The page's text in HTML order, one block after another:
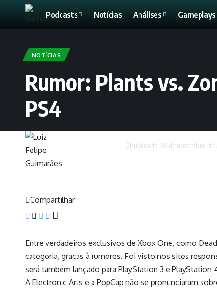
Podcasts Notícias Análises
NOTÍCIAS
Rumor: Plants vs.
PS4
Publicado 28 de novembro de
Compartilhar
Entre verdadeiros exclusivos de Xbox One, como
categoria, graças à rumores. Foi visto nos sites
será também lançado para PlayStation 3 e PlayStation
A Electronic Arts e a PopCap não se pronunciaram